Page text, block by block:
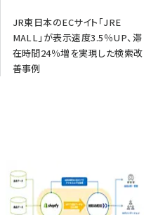
JR東日本のECサイト「JRE
MALL」が表示速度3.5％UP、滞
在時間24％増を実現した検索改
善事例